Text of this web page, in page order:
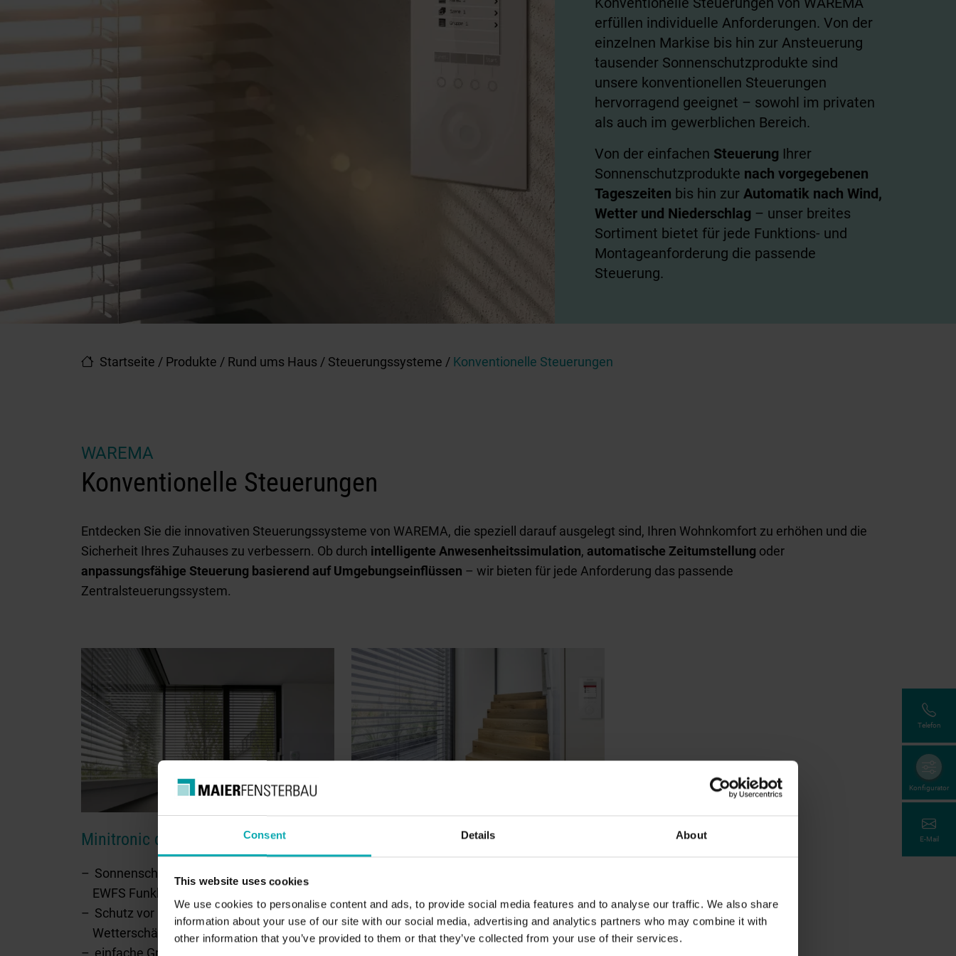
Consent Details About
This website uses cookies
We use cookies to personalise content and ads, to provide social media features and to analyse our traffic. We also share
information about your use of our site with our social media, advertising and analytics partners who may combine it with
other information that you’ve provided to them or that they’ve collected from your use of their services.
Startseite / Produkte / Rund ums Haus / Steuerungssysteme / Konventionelle Steuerungen
erfüllen individuelle Anforderungen. Von der
einzelnen Markise bis hin zur Ansteuerung
tausender Sonnenschutzprodukte sind
unsere konventionellen Steuerungen
hervorragend geeignet – sowohl im privaten
als auch im gewerblichen Bereich.
Von der einfachen Steuerung Ihrer
Sonnenschutzprodukte nach vorgegebenen
Tageszeiten bis hin zur Automatik nach Wind,
Wetter und Niederschlag – unser breites
Sortiment bietet für jede Funktions- und
Montageanforderung die passende
Steuerung.
WAREMA
Konventionelle Steuerungen
Entdecken Sie die innovativen Steuerungssysteme von WAREMA, die speziell darauf ausgelegt sind, Ihren Wohnkomfort zu erhöhen und die
Sicherheit Ihres Zuhauses zu verbessern. Ob durch intelligente Anwesenheitssimulation, automatische Zeitumstellung oder
anpassungsfähige Steuerung basierend auf Umgebungseinflüssen – wir bieten für jede Anforderung das passende
Zentralsteuerungssystem.
Minitronic dialog
Sonnenschutzsteuerung per Zentrale oder
EWFS Funkhandsender
Schutz vor Überhitzung und
Wetterschäden
einfache Grenzwertanpassung am Display
vier Szenen für individuelle
Wohlfühlatmosphäre
Telefon
Konfigurator
E-Mail